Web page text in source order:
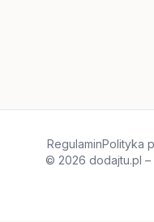
RegulaminPolityka
© 2026 dodajtu.pl